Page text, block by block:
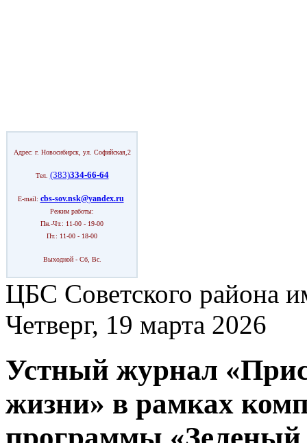
Адрес: г. Новосибирск, ул. Софийская,2
Тел. (383)334-66-64
E-mail: cbs-sov.nsk@yandex.ru
Режим работы:
Пн.-Чт.: 11-00 - 19-00
Пт.: 11-00 - 18-00
Выходной - Сб, Вс.
ЦБС Советского района
Четверг, 19 марта 2026
Устный журнал
жизни» в рамках